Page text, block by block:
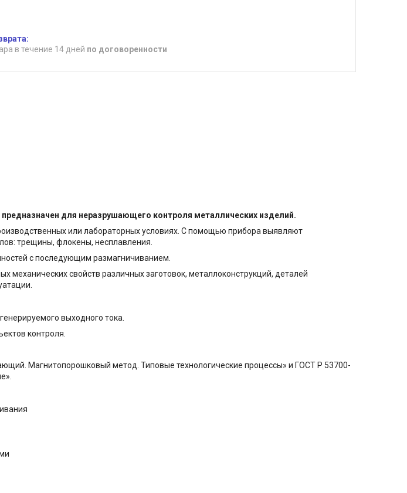
в течение 14 дней по договоренности
для неразрушающего контроля металлических изделий.
или лабораторных условиях. С помощью прибора выявляют
трещины, флокены, несплавления.
с последующим размагничиванием.
механических свойств различных заготовок, металлоконструкций, деталей
выходного тока.
контроля.
Магнитопорошковый метод. Типовые технологические процессы» и ГОСТ Р 53700-